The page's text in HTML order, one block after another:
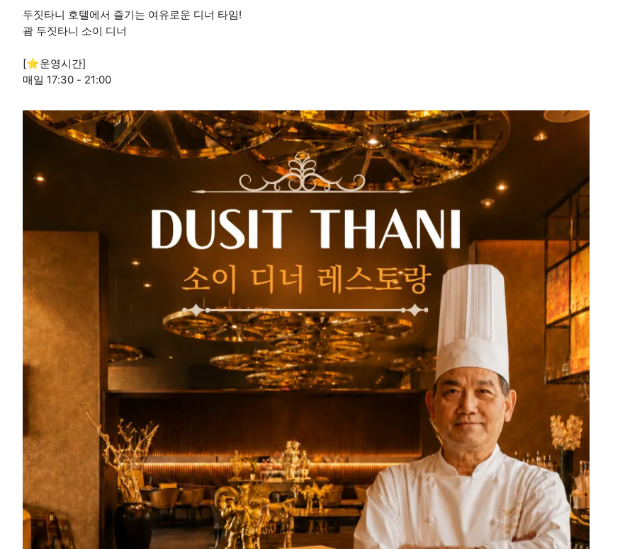
두짓타니 호텔에서 즐기는 여유로운 디너 타임!
괌 두짓타니 소이 디너
[⭐운영시간]
매일 17:30 - 21:00